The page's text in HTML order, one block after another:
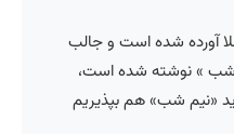
آورده شده است و جالب
شب » نوشته شده است،
«نیم شب» هم بپذیریم